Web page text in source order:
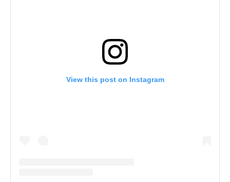
View this post on Instagram